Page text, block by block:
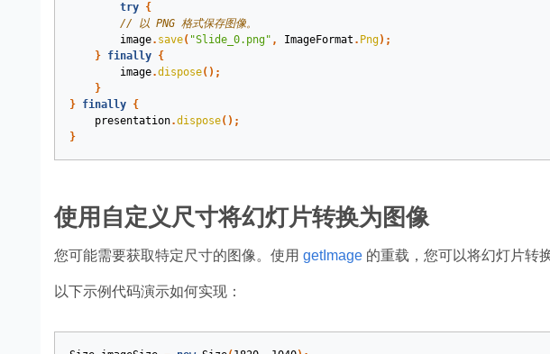
try
{
// 以 PNG 格式保存图像。
image. save( "Slide_0.png" , ImageFormat . Png);
}
finally
{
image.dispose();
}
}
finally
{
presentation.dispose();
}
使用自定义尺寸将幻灯片转换为图像
您可能需要获取特定尺寸的图像。使用 getImage的重载，您可以将幻灯片转
以下示例代码演示如何实现：